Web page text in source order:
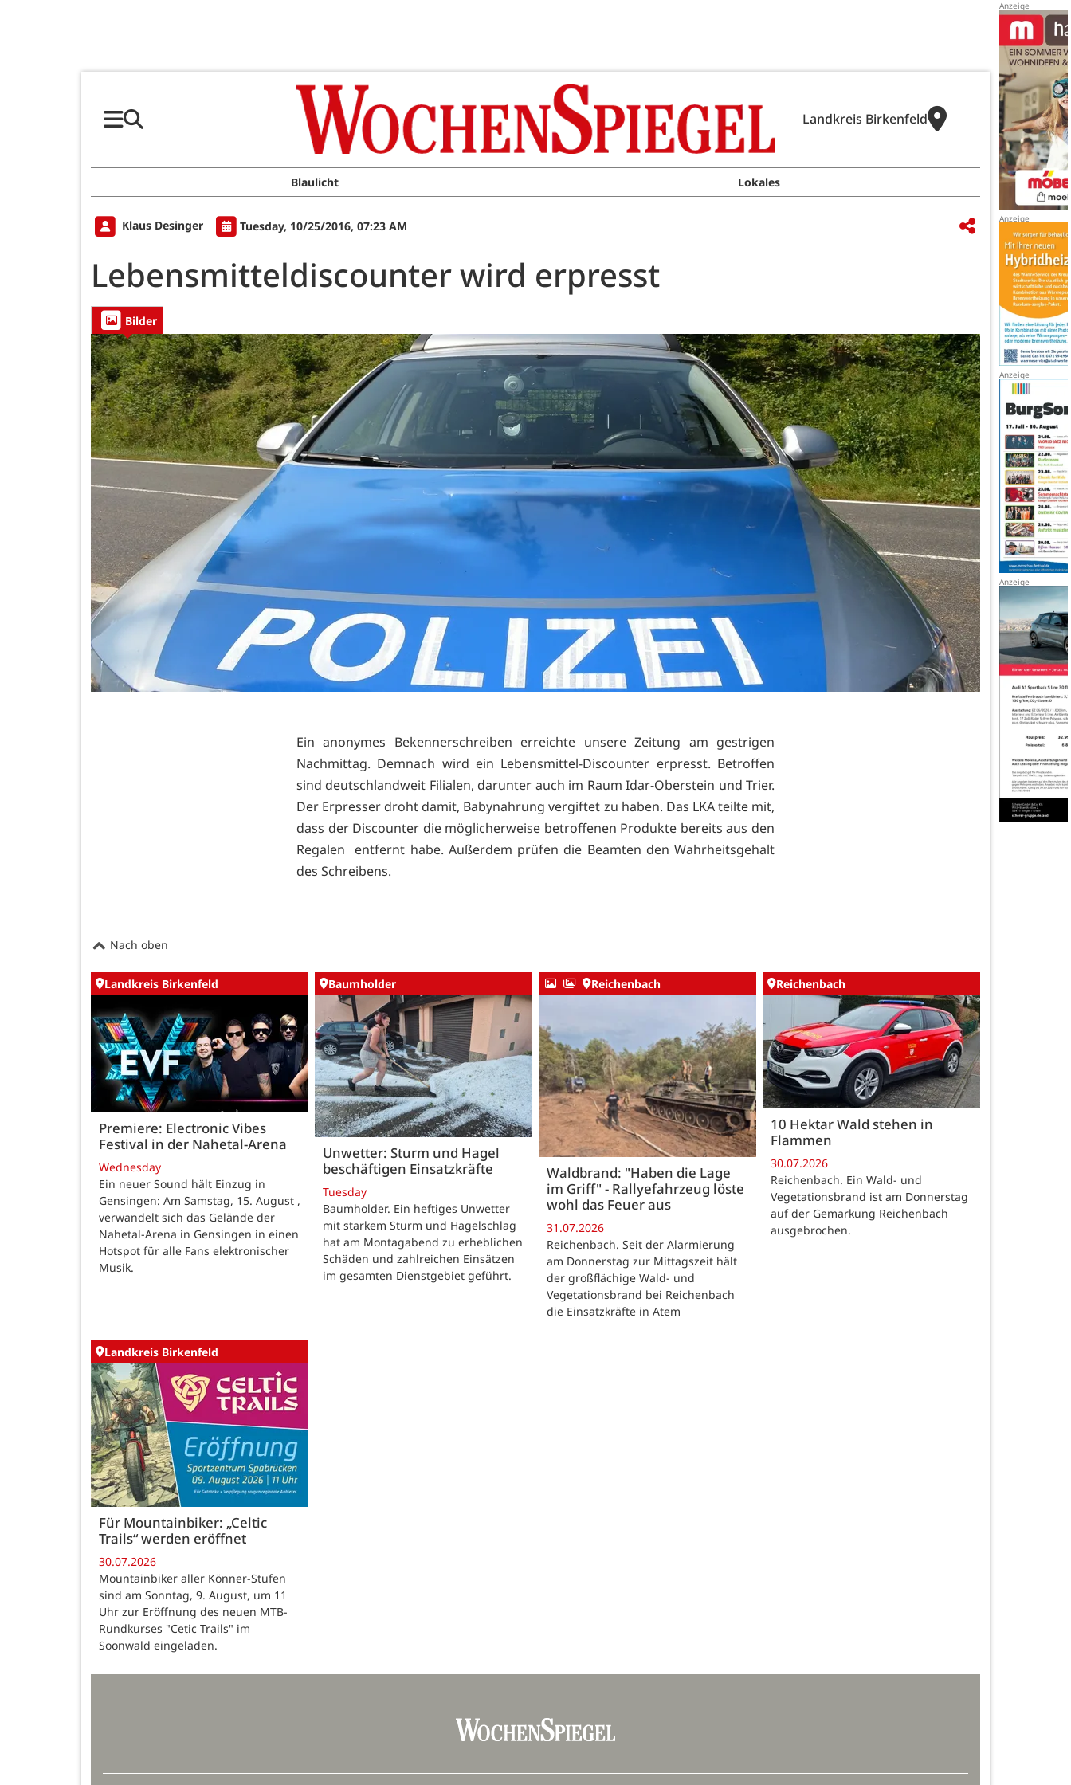
Landkreis Birkenfeld
Blaulicht Lokales
Klaus Desinger Tuesday, 10/25/2016, 07:23 AM
Lebensmitteldiscounter wird erpresst
Bilder
Ein anonymes Bekennerschreiben erreichte unsere Zeitung am gestrigen
Nachmittag. Demnach wird ein Lebensmittel-Discounter erpresst. Betroffen
sind deutschlandweit Filialen, darunter auch im Raum Idar-Oberstein und Trier.
Der Erpresser droht damit, Babynahrung vergiftet zu haben. Das LKA teilte mit,
dass der Discounter die möglicherweise betroffenen Produkte bereits aus den
Regalen entfernt habe. Außerdem prüfen die Beamten den Wahrheitsgehalt
des Schreibens.
Nach oben
Landkreis Birkenfeld
Premiere: Electronic Vibes
Festival in der Nahetal-Arena
Wednesday
Ein neuer Sound hält Einzug in
Gensingen: Am Samstag, 15. August ,
verwandelt sich das Gelände der
Nahetal-Arena in Gensingen in einen
Hotspot für alle Fans elektronischer
Musik.
Baumholder
Unwetter: Sturm und Hagel
beschäftigen Einsatzkräfte
Tuesday
Baumholder. Ein heftiges Unwetter
mit starkem Sturm und Hagelschlag
hat am Montagabend zu erheblichen
Schäden und zahlreichen Einsätzen
im gesamten Dienstgebiet geführt.
Reichenbach
Waldbrand: "Haben die Lage
im Griff" - Rallyefahrzeug löste
wohl das Feuer aus
31.07.2026
Reichenbach. Seit der Alarmierung
am Donnerstag zur Mittagszeit hält
der großflächige Wald- und
Vegetationsbrand bei Reichenbach
die Einsatzkräfte in Atem
Reichenbach
10 Hektar Wald stehen in
Flammen
30.07.2026
Reichenbach. Ein Wald- und
Vegetationsbrand ist am Donnerstag
auf der Gemarkung Reichenbach
ausgebrochen.
Landkreis Birkenfeld
Für Mountainbiker: „Celtic
Trails“ werden eröffnet
30.07.2026
Mountainbiker aller Könner-Stufen
sind am Sonntag, 9. August, um 11
Uhr zur Eröffnung des neuen MTB-
Rundkurses "Cetic Trails" im
Soonwald eingeladen.